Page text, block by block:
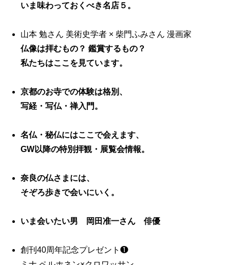
いま味わっておくべき名店５。
山本 勉さん 美術史学者 × 柴門ふみさん 漫画家
仏像は拝むもの？ 鑑賞するもの？
私たちはここを見ています。
京都のお寺での体験は格別、
写経・写仏・禅入門。
名仏・秘仏にはここで会えます、
GW以降の特別拝観・展覧会情報。
奈良の仏さまには、
そぞろ歩きで会いにいく。
いま会いたい男 岡田准一さん 俳優
創刊40周年記念プレゼント❶